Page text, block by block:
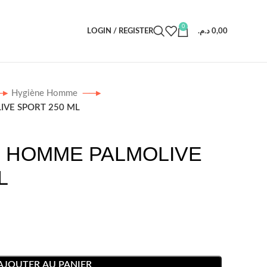
LOGIN / REGISTER
0
0,00 د.م.
Hygiène Homme
SPORT 250 ML
PALMOLIVE
AU PANIER